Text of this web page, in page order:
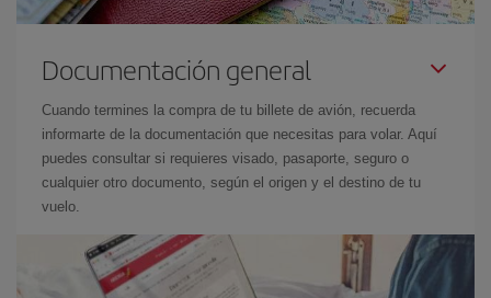
Documentación general
Cuando termines la compra de tu billete de avión, recuerda
informarte de la documentación que necesitas para volar. Aquí
puedes consultar si requieres visado, pasaporte, seguro o
cualquier otro documento, según el origen y el destino de tu
vuelo.